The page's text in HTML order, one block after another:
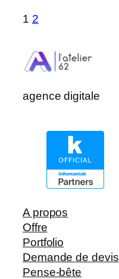
Site
avec
1 2
agence digitale
A propos
Offre
Portfolio
Demande de devis
Pense-bête